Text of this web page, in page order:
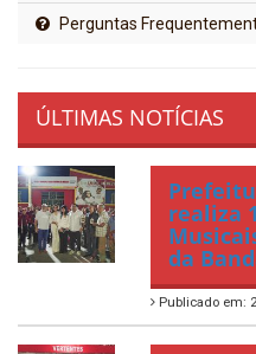
Perguntas
ÚLTIMAS NOTÍCIAS
realiza
da
Publicado em: